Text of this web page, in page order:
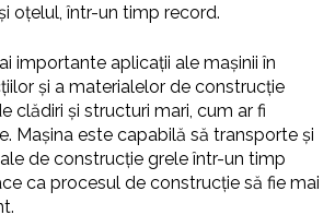
oțelul, într-un timp record.
importante aplicații ale mașinii în
și a materialelor de construcție
clădiri și structuri mari, cum ar fi
Mașina este capabilă să transporte și
de construcție grele într-un timp
ca procesul de construcție să fie mai